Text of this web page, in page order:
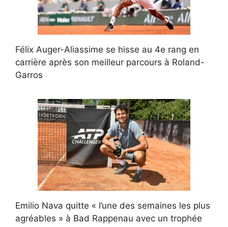
Félix Auger-Aliassime se hisse au 4e rang en
carrière après son meilleur parcours à Roland-
Garros
Emilio Nava quitte « l’une des semaines les plus
agréables » à Bad Rappenau avec un trophée